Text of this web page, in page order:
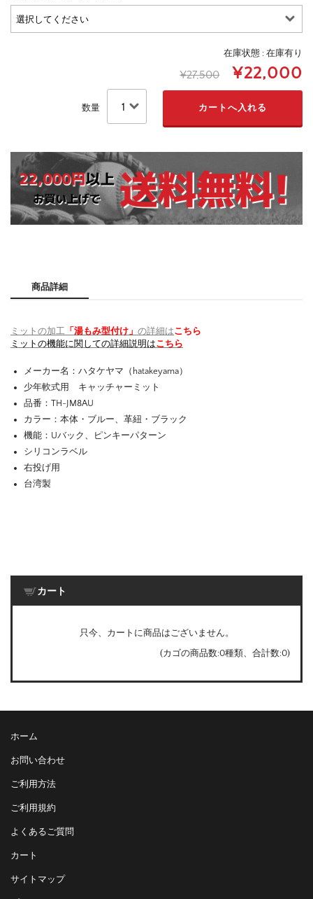
在庫状態 : 在庫有り
¥27,500 ¥22,000
数量
商品詳細
ミットの加工 「湯もみ型付け」 の詳細はこちら
ミットの機能に関しての詳細説明はこちら
メーカー名：ハタケヤマ（hatakeyama）
少年軟式用 キャッチャーミット
品番：TH-JM8AU
カラー：本体・ブルー、革紐・ブラック
機能：Uバック、ピンキーパターン
シリコンラベル
右投げ用
台湾製
カート
只今、カートに商品はございません。
(カゴの商品数:0種類、合計数:0)
ホーム
お問い合わせ
ご利用方法
ご利用規約
よくあるご質問
カート
サイトマップ